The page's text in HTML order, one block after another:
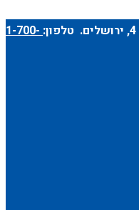
, ירושלים. טלפון: 1-700-